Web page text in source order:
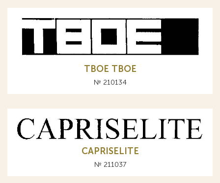
TBOE ТВОЕ
№ 210134
CAPRISELITE
№ 211037